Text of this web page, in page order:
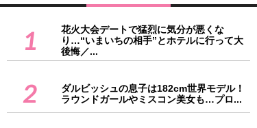
1
花火大会デートで猛烈に気分が悪くな
り…“いまいちの相手”とホテルに行って大
後悔／...
2
ダルビッシュの息子は182cm世界モデル！
ラウンドガールやミスコン美女も…プロ...